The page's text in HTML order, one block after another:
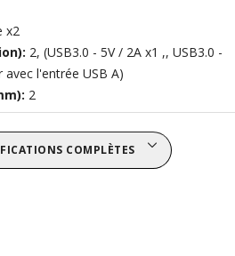
x2
2, (USB3.0 - 5V / 2A x1 ,, USB3.0 -
l'entrée USB A)
2
COMPLÈTES